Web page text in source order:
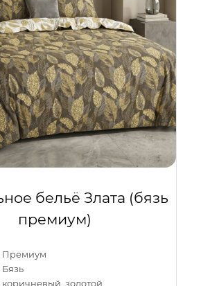
бельё Злата (бязь
премиум)
Премиум
Бязь
коричневый, золотой